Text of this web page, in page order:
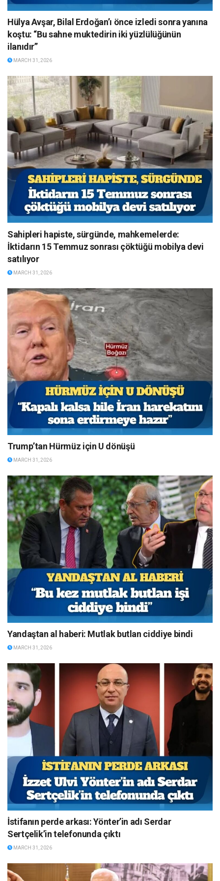
Hülya Avşar, Bilal Erdoğan’ı önce izledi sonra yanına
koştu: “Bu sahne muktedirin iki yüzlülüğünün
ilanıdır”
MARCH 31, 2026
Sahipleri hapiste, sürgünde, mahkemelerde:
İktidarın 15 Temmuz sonrası çöktüğü mobilya devi
satılıyor
MARCH 31, 2026
Trump’tan Hürmüz için U dönüşü
MARCH 31, 2026
Yandaştan al haberi: Mutlak butlan ciddiye bindi
MARCH 31, 2026
İstifanın perde arkası: Yönter’in adı Serdar
Sertçelik’in telefonunda çıktı
MARCH 31, 2026